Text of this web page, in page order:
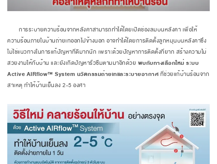
การระบายความร้อนจากหลังคาสามารถทำได้โดยเปิดช่องลมบนหลังคา เพื่อให้
ความร้อนภายในบ้านถ่ายเทออกไปข้างนอก อาจทำได้โดยการติดตั้งลูกหมุนบนหลังคาซึ่ง
ไม่ใช่แนวทางในการแก้ปัญหาที่ดีมากนัก เพราะด้วยปัญหาการติดตั้งที่ยาก สร้างความไม่
สวยงามให้กับบ้าน และยังเกิดปัญหารั่วซึมตามมาอีกด้วย พบกับทางเลือกใหม่ ระบบ
Active AIRflow™ System นวัตกรรมถ่ายเทและระบายอากาศ ที่ช่วยแก้บ้านร้อนจาก
สาเหตุ ทำให้บ้านเย็นลง 2-5 องศา